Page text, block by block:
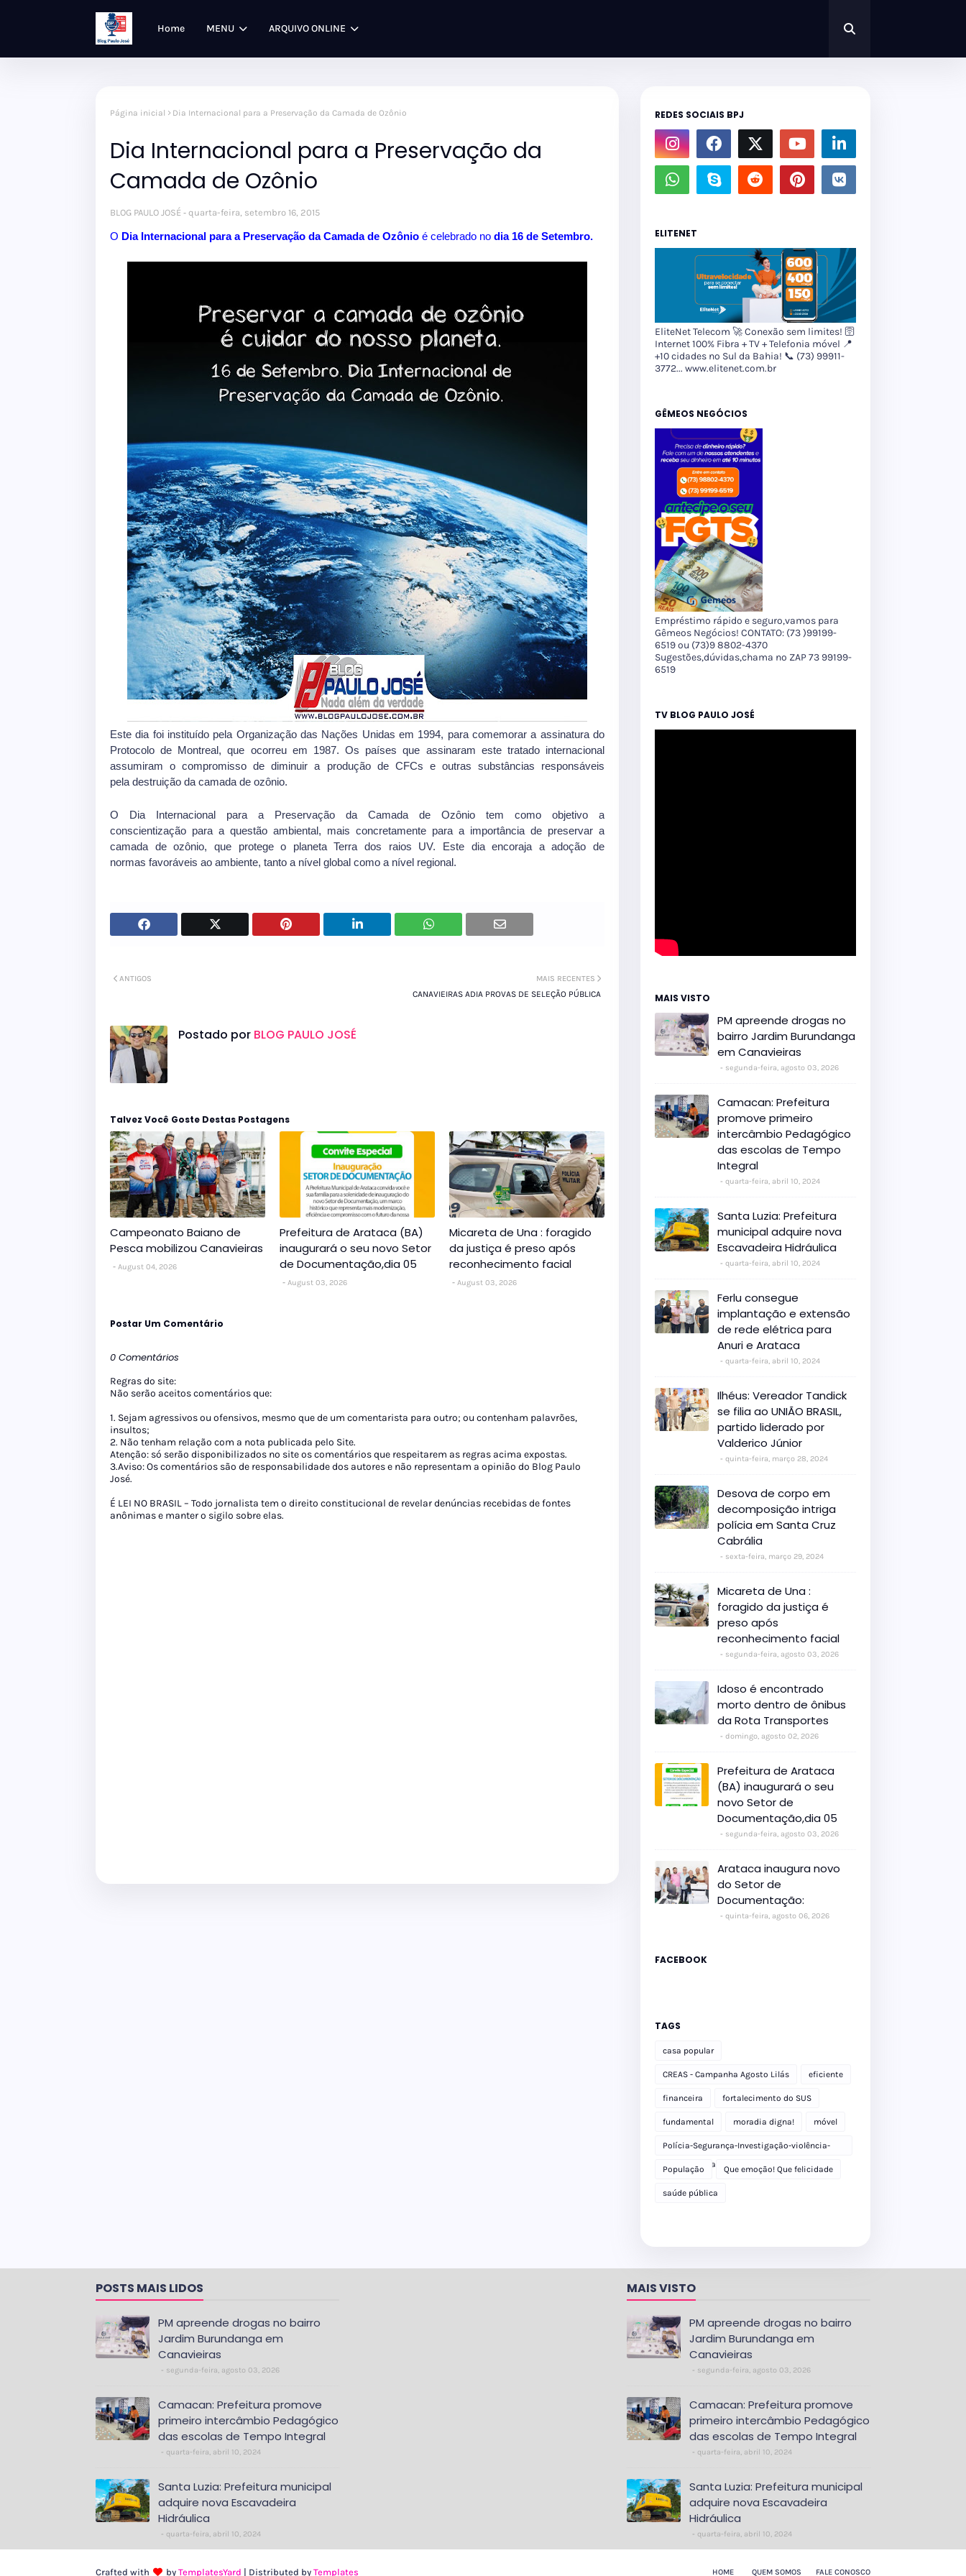
Home MENU ARQUIVO ONLINE
Página inicial Dia Internacional para a Preservação da Camada de Ozônio
Dia Internacional para a Preservação da
Camada de Ozônio
BLOG PAULO JOSÉ quarta-feira, setembro 16, 2015
O DiaInternacional para a Preservação da Camada de Ozônio é celebrado no dia 16 de Setembro.
Este dia foi instituído pela Organização das Nações Unidas em 1994, para comemorar a assinatura do
Protocolo de Montreal, que ocorreu em 1987. Os países que assinaram este tratado internacional
assumiram o compromisso de diminuir a produção de CFCs e outras substâncias responsáveis
pela destruição da camada de ozônio.
O Dia Internacional para a Preservação da Camada de Ozônio tem como objetivo a
conscientização para a questão ambiental, mais concretamente para a importância de preservar a
camada de ozônio, que protege o planeta Terra dos raios UV. Este dia encoraja a adoção de
normas favoráveis ao ambiente, tanto a nível global como a nível regional.
MAIS RECENTES
CANAVIEIRAS ADIA PROVAS DE SELEÇÃO PÚBLICA
ANTIGOS
Postado por BLOG PAULO JOSÉ
Talvez Você Goste Destas Postagens
Campeonato Baiano de
Pesca mobilizou Canavieiras
August 04, 2026
Prefeitura de Arataca (BA)
inaugurará o seu novo Setor
de Documentação,dia 05
August 03, 2026
Micareta de Una : foragido
da justiça é preso após
reconhecimento facial
August 03, 2026
Postar Um Comentário
0 Comentários
Regras do site:
Não serão aceitos comentários que:
1. Sejam agressivos ou ofensivos, mesmo que de um comentarista para outro; ou contenham palavrões,
insultos;
2. Não tenham relação com a nota publicada pelo Site.
Atenção: só serão disponibilizados no site os comentários que respeitarem as regras acima expostas.
3.Aviso: Os comentários são de responsabilidade dos autores e não representam a opinião do Blog Paulo
José.
É LEI NO BRASIL – Todo jornalista tem o direito constitucional de revelar denúncias recebidas de fontes
anônimas e manter o sigilo sobre elas.
REDES SOCIAIS BPJ
ELITENET
EliteNet Telecom 🚀 Conexão sem limites! 🛜
Internet 100% Fibra + TV + Telefonia móvel 📍
+10 cidades no Sul da Bahia! 📞 (73) 99911-
3772... www.elitenet.com.br
GÊMEOS NEGÓCIOS
Empréstimo rápido e seguro,vamos para
Gêmeos Negócios! CONTATO: (73 )99199-
6519 ou (73)9 8802-4370
Sugestões,dúvidas,chama no ZAP 73 99199-
6519
TV BLOG PAULO JOSÉ
MAIS VISTO
PM apreende drogas no
bairro Jardim Burundanga
em Canavieiras
segunda-feira, agosto 03, 2026
Camacan: Prefeitura
promove primeiro
intercâmbio Pedagógico
das escolas de Tempo
Integral
quarta-feira, abril 10, 2024
Santa Luzia: Prefeitura
municipal adquire nova
Escavadeira Hidráulica
quarta-feira, abril 10, 2024
Ferlu consegue
implantação e extensão
de rede elétrica para
Anuri e Arataca
quarta-feira, abril 10, 2024
Ilhéus: Vereador Tandick
se filia ao UNIÃO BRASIL,
partido liderado por
Valderico Júnior
quinta-feira, março 28, 2024
Desova de corpo em
decomposição intriga
polícia em Santa Cruz
Cabrália
sexta-feira, março 29, 2024
Micareta de Una :
foragido da justiça é
preso após
reconhecimento facial
segunda-feira, agosto 03, 2026
Idoso é encontrado
morto dentro de ônibus
da Rota Transportes
domingo, agosto 02, 2026
Prefeitura de Arataca
(BA) inaugurará o seu
novo Setor de
Documentação,dia 05
segunda-feira, agosto 03, 2026
Arataca inaugura novo
do Setor de
Documentação:
quinta-feira, agosto 06, 2026
FACEBOOK
TAGS
casa popular
CREAS - Campanha Agosto Lilás eficiente
financeira fortalecimento do SUS
fundamental moradia digna! móvel
Polícia-Segurança-Investigação-violência-
Polícia Militar-delegacia
População Que emoção! Que felicidade
saúde pública
POSTS MAIS LIDOS
PM apreende drogas no bairro
Jardim Burundanga em
Canavieiras
segunda-feira, agosto 03, 2026
Camacan: Prefeitura promove
primeiro intercâmbio Pedagógico
das escolas de Tempo Integral
quarta-feira, abril 10, 2024
Santa Luzia: Prefeitura municipal
adquire nova Escavadeira
Hidráulica
quarta-feira, abril 10, 2024
MAIS VISTO
PM apreende drogas no bairro
Jardim Burundanga em
Canavieiras
segunda-feira, agosto 03, 2026
Camacan: Prefeitura promove
primeiro intercâmbio Pedagógico
das escolas de Tempo Integral
quarta-feira, abril 10, 2024
Santa Luzia: Prefeitura municipal
adquire nova Escavadeira
Hidráulica
quarta-feira, abril 10, 2024
HOME QUEM SOMOS FALE CONOSCO
Crafted with by TemplatesYard | Distributed by Templates